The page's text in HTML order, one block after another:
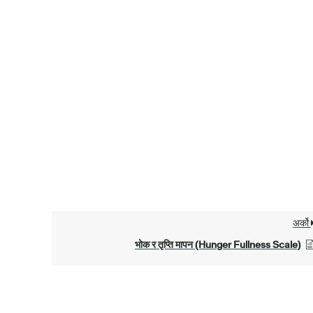
अर्को
भोक र तृप्ति मापन (Hunger Fullness Scale)